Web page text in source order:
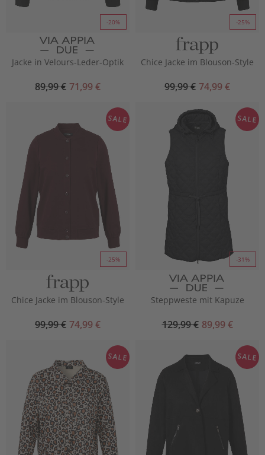
-20%
Jacke in Velours-Leder-Optik
89,99 € 71,99 €
-25%
Chice Jacke im Blouson-Style
99,99 € 74,99 €
-25%
SALE
Chice Jacke im Blouson-Style
99,99 € 74,99 €
-31%
SALE
Steppweste mit Kapuze
129,99 € 89,99 €
SALE SALE